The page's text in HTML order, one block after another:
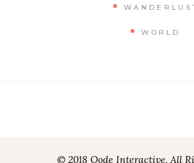
WORLD
© 2018 Qode Interactive, All